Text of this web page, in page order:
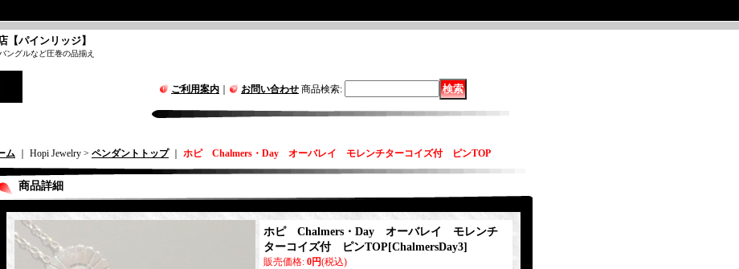
【パインリッジ】
ングルなど圧巻の品揃え
ご利用案内 お問い合わせ 商品検索:
ム ｜ Hopi Jewelry > ペンダントトップ｜ ホピ Chalmers・Day オーバレイ モレンチターコイズ付 ピンTOP
商品詳細
ホピ Chalmers・Day オーバレイ モレンチ
ターコイズ付 ピンTOP [ChalmersDay3]
販売価格: 0円(税込)